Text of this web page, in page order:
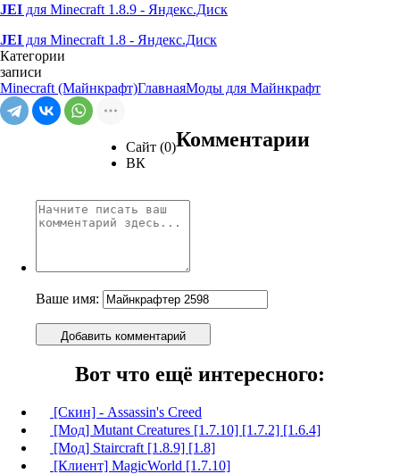
JEI для Minecraft 1.8.9 - Яндекс.Диск
JEI для Minecraft 1.8 - Яндекс.Диск
Категории
записи
Minecraft (Майнкрафт)ГлавнаяМоды для Майнкрафт
Сайт (0)
ВК
Комментарии
Ваше имя:
Добавить комментарий
Вот что ещё интересного:
[Скин] - Assassin's Creed
[Мод] Mutant Creatures [1.7.10] [1.7.2] [1.6.4]
[Мод] Staircraft [1.8.9] [1.8]
[Клиент] MagicWorld [1.7.10]